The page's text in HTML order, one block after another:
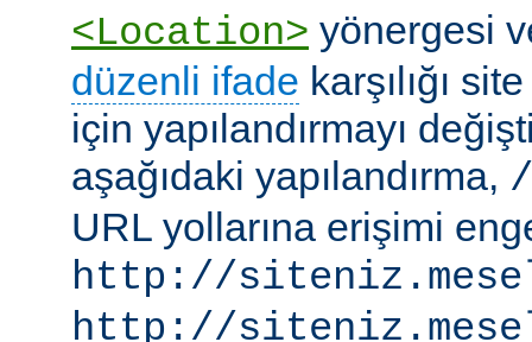
<Location> yönergesi
düzenli ifade karşılığı
için yapılandırmayı
aşağıdaki yapılandırma,
URL yollarına erişimi
http://
http://